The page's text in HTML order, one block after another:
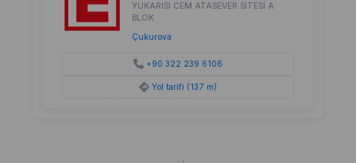
YUKARISI CEM ATASEVER SİTESİ A
BLOK
Çukurova
+90 322 239 6106
Yol tarifi (137 m)